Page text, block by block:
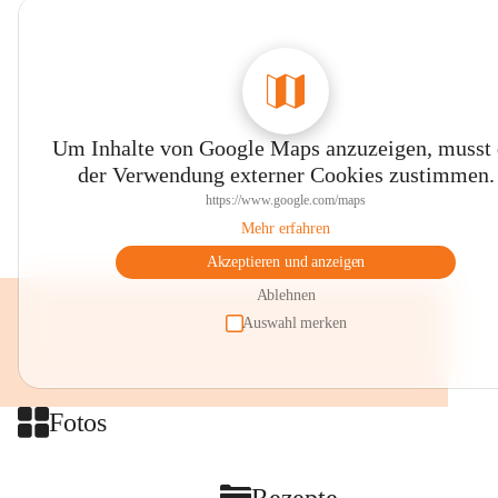
Um Inhalte von Google Maps anzuzeigen, musst
der Verwendung externer Cookies zustimmen.
https://www.google.com/maps
Mehr erfahren
Akzeptieren und anzeigen
Ablehnen
Auswahl merken
Fotos